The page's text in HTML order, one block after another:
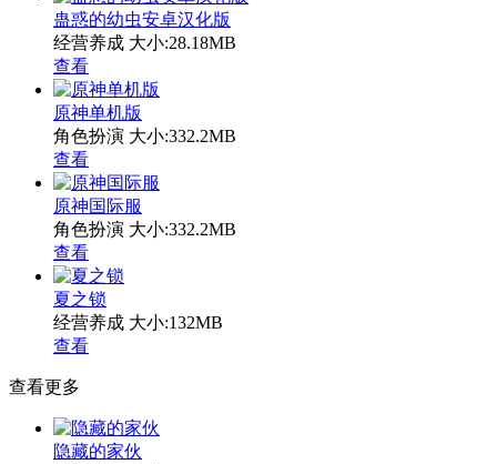
蛊惑的幼虫安卓汉化版
经营养成 大小:28.18MB
查看
原神单机版
角色扮演 大小:332.2MB
查看
原神国际服
角色扮演 大小:332.2MB
查看
夏之锁
经营养成 大小:132MB
查看
查看更多
隐藏的家伙